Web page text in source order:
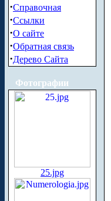
·Справочная
·Ссылки
·О сайте
·Обратная связь
·Дерево Сайта
Фотографии
25.jpg